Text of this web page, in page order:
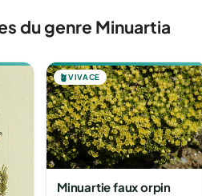
du genre Minuartia
🪴VIVACE
Minuartie faux orpin